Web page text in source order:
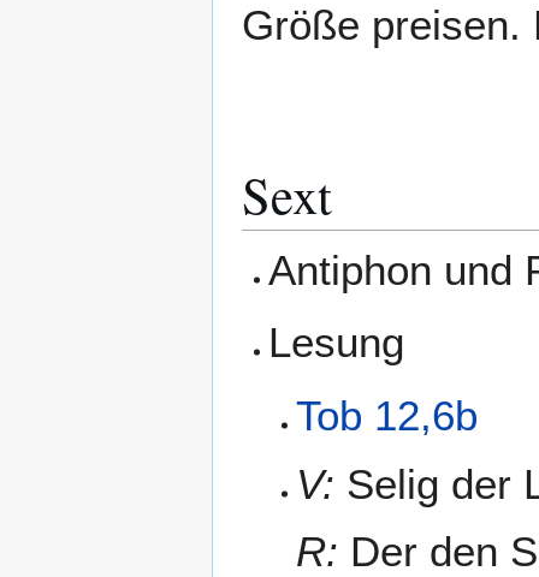
Größe preisen.
Sext
Antiphon und
Lesung
Tob 12,6b
V: Selig der
R: Der den